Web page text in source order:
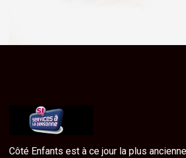
Côté Enfants est à ce jour la plus